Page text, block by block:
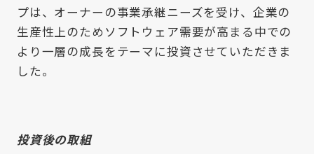
プは、オーナーの事業承継ニーズを受け、企業の
生産性上のためソフトウェア需要が高まる中での
より一層の成長をテーマに投資させていただきま
した。
投資後の取組